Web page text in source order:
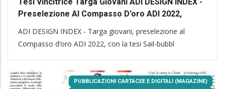
Preselezione Al Compasso D’oro ADI 2022,
ADI DESIGN INDEX - Targa giovani, preselezione al
Compasso d’oro ADI 2022, con la tesi Sail-bubbl
PUBBLICAZIONI CARTACEE E DIGITALI (MAGAZINE)